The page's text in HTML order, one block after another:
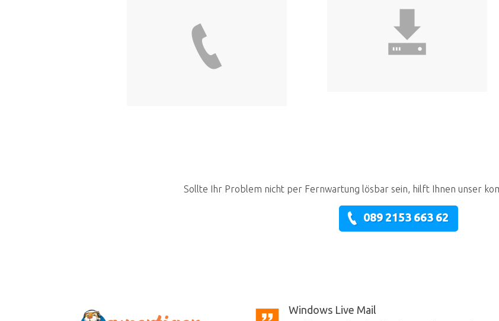
Sollte Ihr Problem nicht per Fernwartung lösbar sein, hilft Ihnen unser
089 2153 663 62
Windows Live Mail